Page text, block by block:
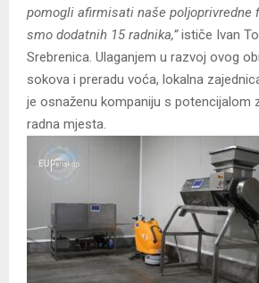
pomogli afirmisati naše poljoprivredne
smo dodatnih 15 radnika,”ističe Ivan
Srebrenica. Ulaganjem u razvoj ovog
sokova i preradu voća, lokalna
je osnaženu kompaniju s potencijalom
radna mjesta.